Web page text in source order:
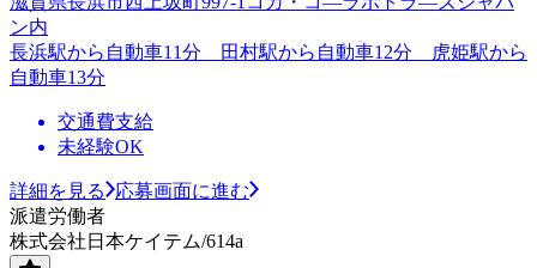
ン内
長浜駅から自動車11分 田村駅から自動車12分 虎姫駅から
自動車13分
交通費支給
未経験OK
詳細を見る
応募画面に進む
派遣労働者
株式会社日本ケイテム/614a